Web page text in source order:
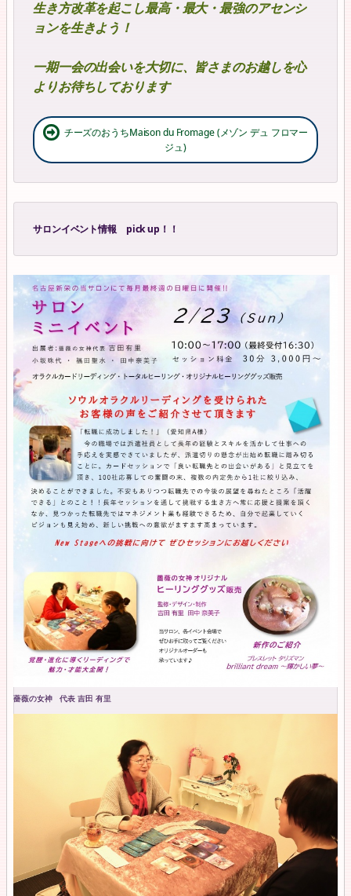
生き方改革を起こし最高・最大・最強のアセンシ
ョンを生きよう！
一期一会の出会いを大切に、皆さまのお越しを心
よりお待ちしております
チーズのおうちMaison du Fromage (メゾン デュ フロマー
ジュ)
サロンイベント情報 pick up！！
薔薇の女神 代表 吉田 有里